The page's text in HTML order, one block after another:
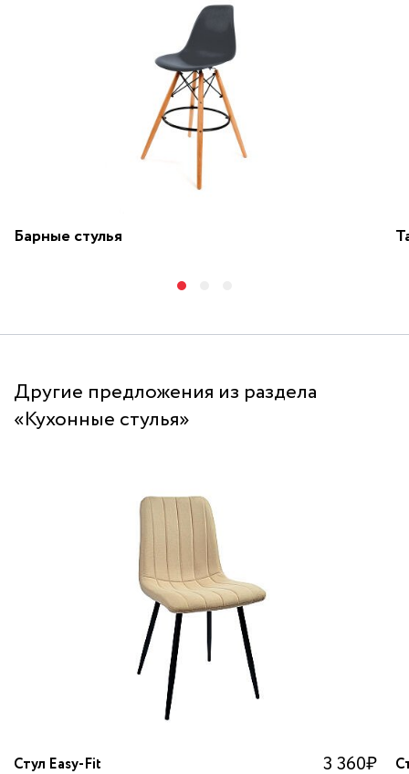
Барные стулья
Другие предложения из раздела
«Кухонные стулья»
Стул Easy-Fit 3 360₽